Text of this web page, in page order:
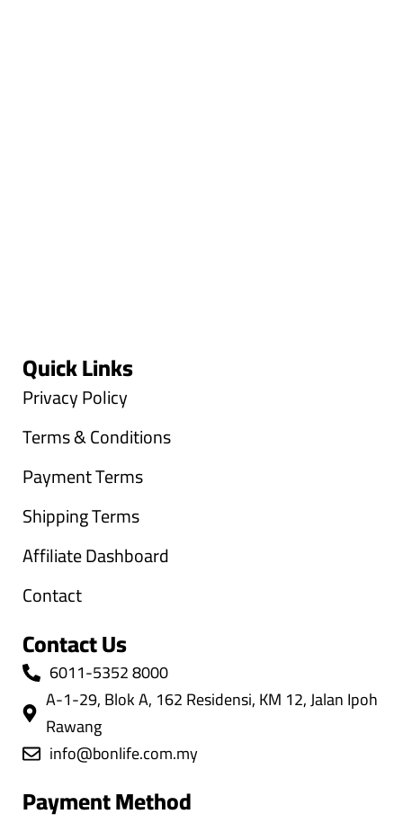
Quick Links
Privacy Policy
Terms & Conditions
Payment Terms
Shipping Terms
Affiliate Dashboard
Contact
Contact Us
6011-5352 8000
A-1-29, Blok A, 162 Residensi, KM 12, Jalan Ipoh
Rawang
info@bonlife.com.my
Payment Method